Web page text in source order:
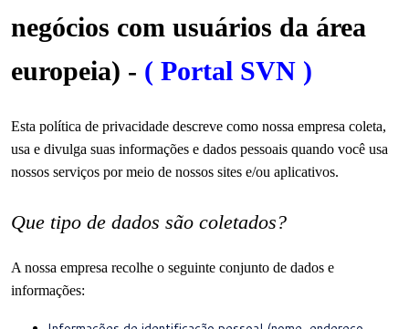
negócios com usuários da área
europeia) - ( Portal SVN )
Esta política de privacidade descreve como nossa empresa coleta,
usa e divulga suas informações e dados pessoais quando você usa
nossos serviços por meio de nossos sites e/ou aplicativos.
Que tipo de dados são coletados?
A nossa empresa recolhe o seguinte conjunto de dados e
informações: